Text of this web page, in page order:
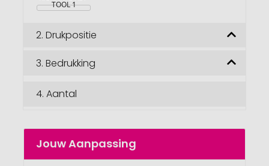
afbeeldingengalerij
TOOL 1
2. Drukpositie
3. Bedrukking
4. Aantal
Jouw Aanpassing